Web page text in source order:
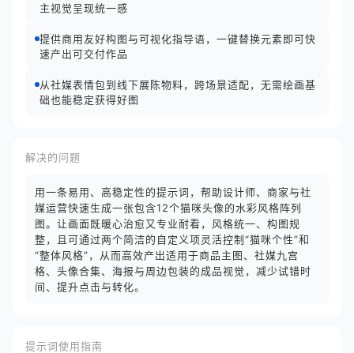
主视觉呈现统一感
提供商用友好构图与可视化指导语，一键替换元素即可快
速产出可交付作品
从社媒表情包到线下展陈物料，跨场景适配，无需绘画基
础也能稳定获得好图
解决的问题
用一条易用、高稳定性的提示词，帮助设计师、商家与社
媒运营快速生成一张包含12个猫咪头像的水彩风格阵列
图。让画面既暖心治愈又专业耐看，风格统一、构图规
整，且可通过两个简洁的自定义项灵活控制“猫咪个性”和
“整体风格”，从而高效产出适用于商品主图、社媒九宫
格、头像合集、海报与周边包装的成品视觉，减少试错时
间、提升点击与转化。
提示词使用指南